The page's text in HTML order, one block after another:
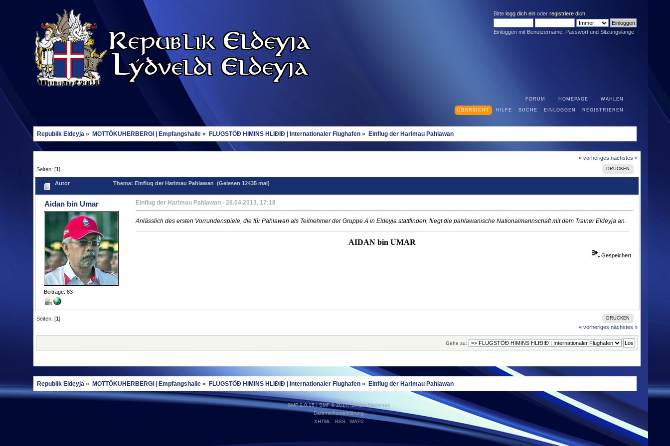
Bitte logg dich einoder registriere dich.
Einloggen mit Benutzername, Passwort und Sitzungslänge
WAHLEN
HOMEPAGE
FORUM
ÜBERSICHT HILFE SUCHE EINLOGGEN REGISTRIEREN
Republik Eldeyja » MOTTÖKUHERBERGI | Empfangshalle » FLUGSTÖÐ HIMINS HLIÐIÐ | Internationaler Flughafen » Einflug der Harimau Pahlawan
« vorheriges nächstes »
DRUCKEN
Seiten: [1]
Autor Thema: Einflug der Harimau Pahlawan (Gelesen 12435 mal)
Aidan bin Umar
Beiträge: 83
Einflug der Harimau Pahlawan- 28.04.2013, 17:18
Anlässlich des ersten Vorrundenspiele, die für Pahlawan als Teilnehmer der Gruppe A in Eldeyja stattfinden, fliegt die pahlawanische Nationalmannschaft mit dem Trainer Eldeyja an.
AIDAN bin UMAR
Gespeichert
DRUCKEN
Seiten: [1]
« vorheriges nächstes »
Gehe zu:
Republik Eldeyja » MOTTÖKUHERBERGI | Empfangshalle » FLUGSTÖÐ HIMINS HLIÐIÐ | Internationaler Flughafen » Einflug der Harimau Pahlawan
SMF 2.0.15|SMF © 2017,Simple Machines
Datenschutzerklärung
XHTML
RSS WAP2